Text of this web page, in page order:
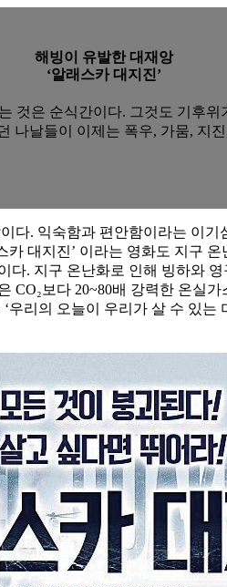
해빙이 유발한 대재앙
‘알래스카 대지진’
것은 순식간이다. 그것도 기후위
나날들이 이제는 폭우, 가뭄, 지
. 익숙함과 편안함이라는 이
대지진’ 이라는 영화도 지구
. 지구 온난화로 인해 빙하와
보다 20~80배 강력한 온실
리의 오늘이 우리가 살 수 있는